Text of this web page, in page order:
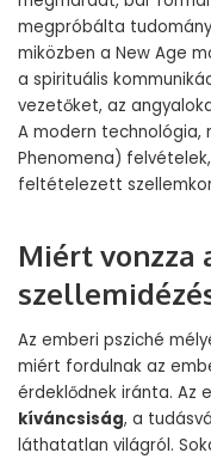
megpróbálta
miközben a New Age
a spirituális
vezetőket, az
A modern technológia,
Phenomena)
feltételezett
Miért vonzza
Az emberi psziché
miért fordulnak az
érdeklődnek iránta. Az
kíváncsiság, a
láthatatlan világról.